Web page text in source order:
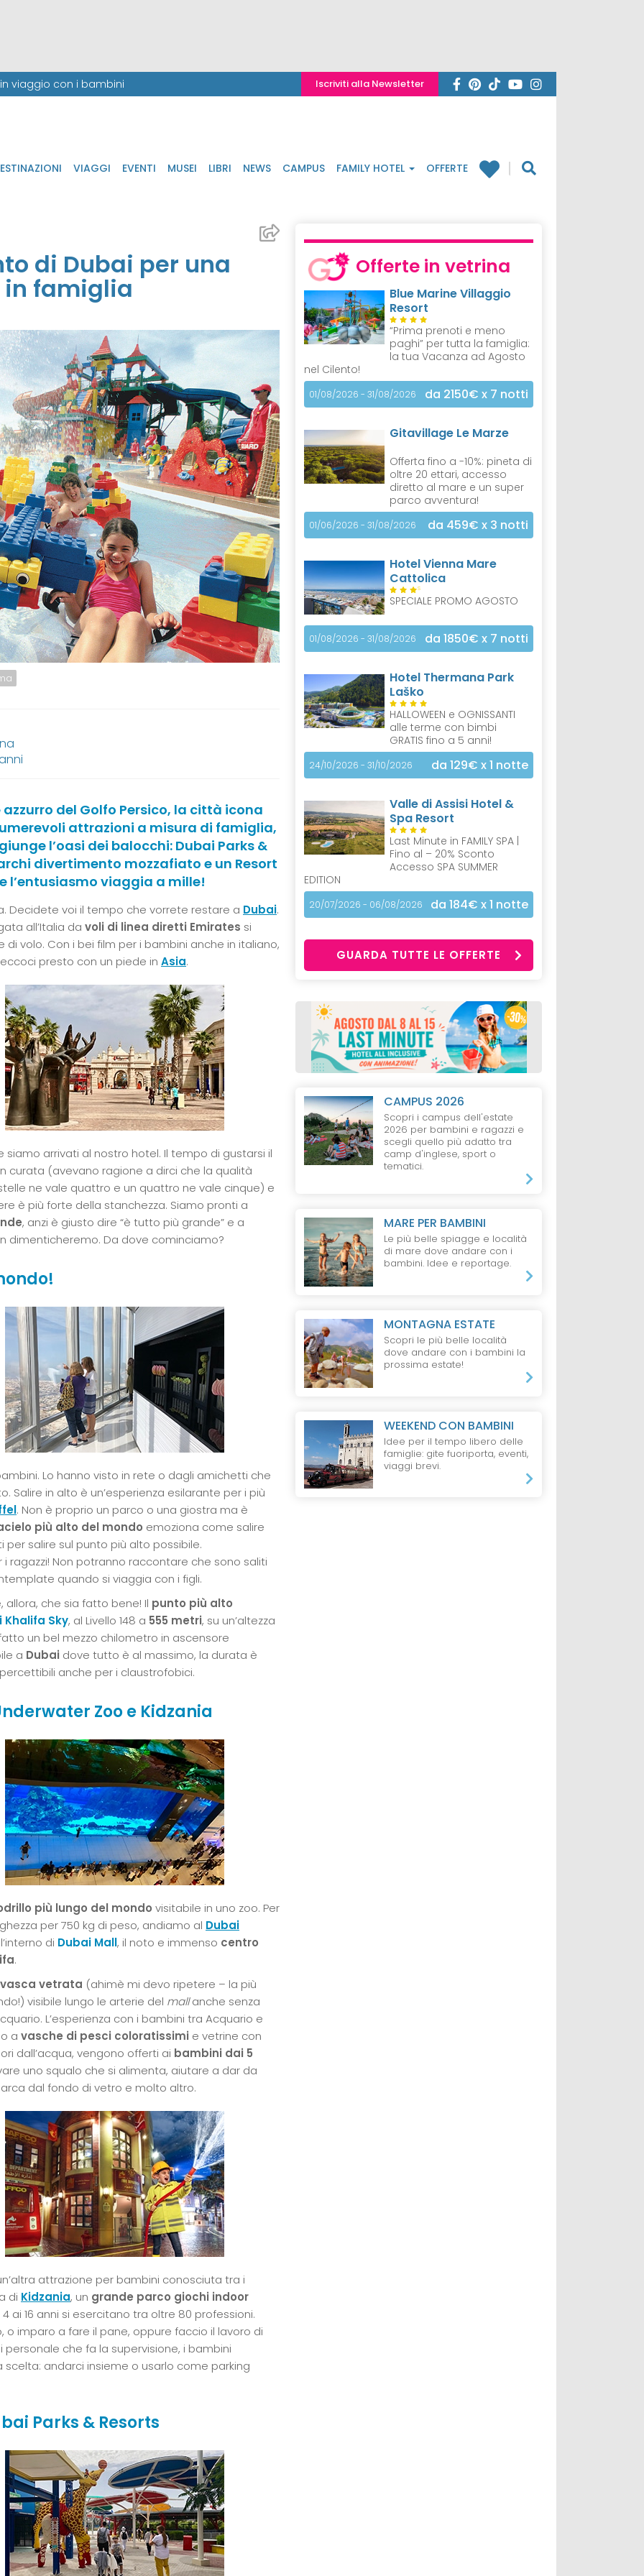
viaggio con i bambini Iscriviti alla Newsletter
VIAGGI EVENTI MUSEI LIBRI NEWS CAMPUS FAMILY HOTEL OFFERTE
di Dubai per una
famiglia
del Golfo Persico, la città icona
attrazioni a misura di famiglia,
l’oasi dei balocchi: Dubai Parks &
divertimento mozzafiato e un Resort
l’entusiasmo viaggia a mille!
Decidete voi il tempo che vorrete restare a Dubai.
all’Italia da voli di linea diretti Emirates si
volo. Con i bei film per i bambini anche in italiano,
presto con un piede in Asia.
siamo arrivati al nostro hotel. Il tempo di gustarsi il
curata (avevano ragione a dirci che la qualità
ne vale quattro e un quattro ne vale cinque) e
è più forte della stanchezza. Siamo pronti a
, anzi è giusto dire “è tutto più grande” e a
dimenticheremo. Da dove cominciamo?
Lo hanno visto in rete o dagli amichetti che
in alto è un’esperienza esilarante per i più
. Non è proprio un parco o una giostra ma è
più alto del mondo emoziona come salire
salire sul punto più alto possibile.
ragazzi! Non potranno raccontare che sono saliti
quando si viaggia con i figli.
che sia fatto bene! Il punto più alto
Khalifa Sky, al Livello 148 a 555 metri, su un’altezza
un bel mezzo chilometro in ascensore
a Dubai dove tutto è al massimo, la durata è
anche per i claustrofobici.
Zoo e Kidzania
più lungo del mondo visitabile in uno zoo. Per
per 750 kg di peso, andiamo al Dubai
di Dubai Mall, il noto e immenso centro
.
vetrata (ahimè mi devo ripetere – la più
visibile lungo le arterie del mallanche senza
L’esperienza con i bambini tra Acquario e
a vasche di pesci coloratissimi e vetrine con
dall’acqua, vengono offerti ai bambini dai 5
uno squalo che si alimenta, aiutare a dar da
dal fondo di vetro e molto altro.
attrazione per bambini conosciuta tra i
di Kidzania, un grande parco giochi indoor
ai 16 anni si esercitano tra oltre 80 professioni.
imparo a fare il pane, oppure faccio il lavoro di
che fa la supervisione, i bambini
scelta: andarci insieme o usarlo come parking
Parks & Resorts
Offerte in vetrina
Blue Marine Villaggio
Resort
“Prima prenoti e meno
paghi” per tutta la famiglia:
la tua Vacanza ad Agosto
nel Cilento!
01/08/2026 - 31/08/2026 da 2150€ x 7 notti
Gitavillage Le Marze
Offerta fino a -10%: pineta di
oltre 20 ettari, accesso
diretto al mare e un super
parco avventura!
01/06/2026 - 31/08/2026 da 459€ x 3 notti
Hotel Vienna Mare
Cattolica
S
SPECIALE PROMO AGOSTO
01/08/2026 - 31/08/2026 da 1850€ x 7 notti
Hotel Thermana Park
Laško
HALLOWEEN e OGNISSANTI
alle terme con bimbi
GRATIS fino a 5 anni!
24/10/2026 - 31/10/2026 da 129€ x 1 notte
Valle di Assisi Hotel &
Spa Resort
Last Minute in FAMILY SPA |
Fino al – 20% Sconto
Accesso SPA SUMMER
EDITION
20/07/2026 - 06/08/2026 da 184€ x 1 notte
GUARDA TUTTE LE OFFERTE
CAMPUS 2026
Scopri i campus dell'estate
2026 per bambini e ragazzi e
scegli quello più adatto tra
camp d'inglese, sport o
tematici.
MARE PER BAMBINI
Le più belle spiagge e località
di mare dove andare con i
bambini. Idee e reportage.
MONTAGNA ESTATE
Scopri le più belle località
dove andare con i bambini la
prossima estate!
WEEKEND CON BAMBINI
Idee per il tempo libero delle
famiglie: gite fuoriporta, eventi,
viaggi brevi.